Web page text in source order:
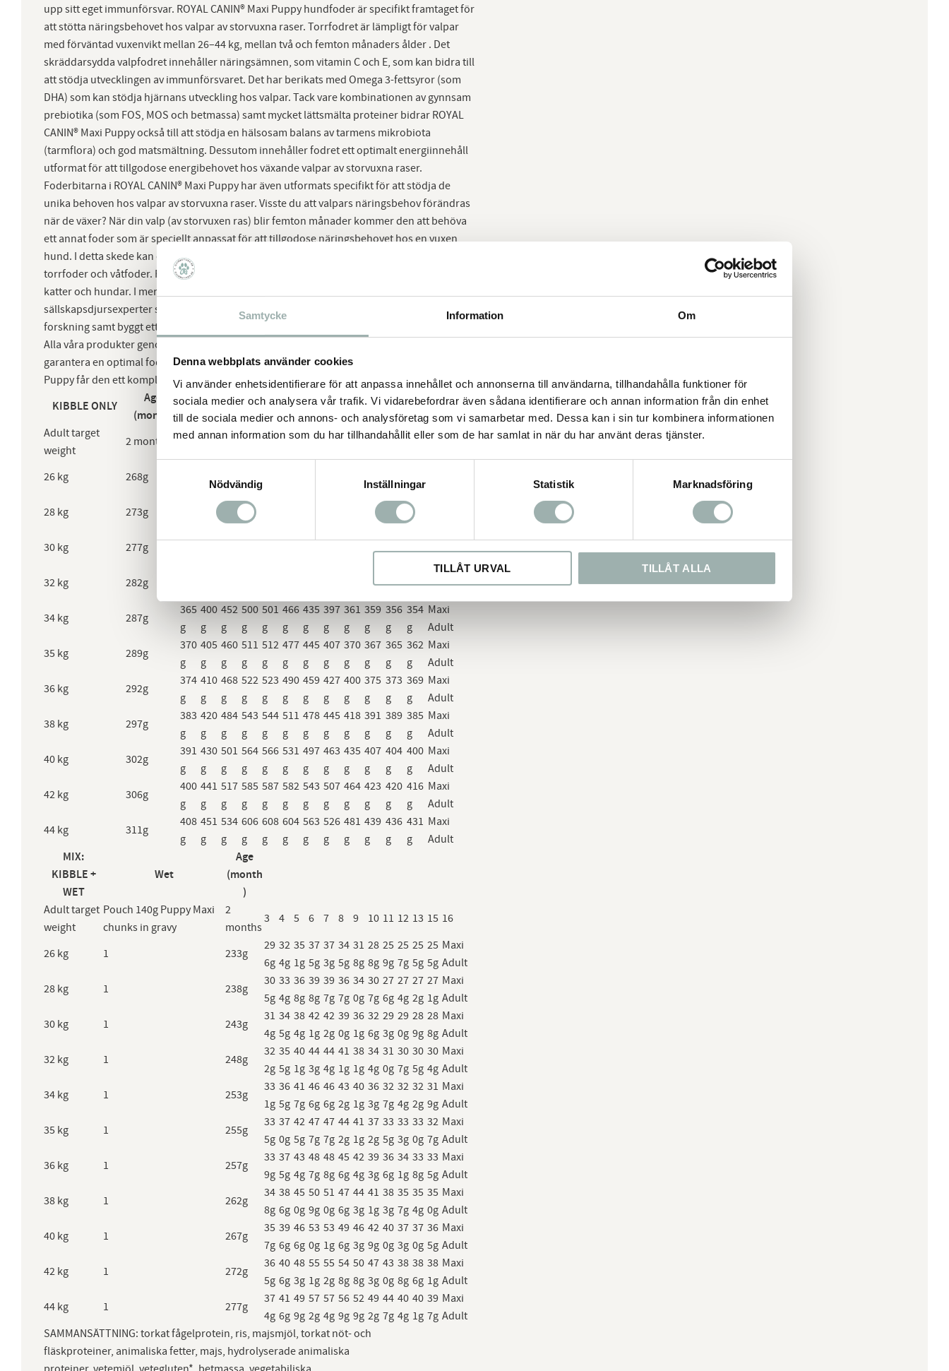
Samtycke Information Om
Denna webbplats använder cookies
Vi använder enhetsidentifierare för att anpassa innehållet och annonserna till användarna, tillhandahålla funktioner för
sociala medier och analysera vår trafik. Vi vidarebefordrar även sådana identifierare och annan information från din enhet
till de sociala medier och annons- och analysföretag som vi samarbetar med. Dessa kan i sin tur kombinera informationen
med annan information som du har tillhandahållit eller som de har samlat in när du har använt deras tjänster.
Nödvändig
Inställningar Statistik Marknadsföring
TILLÅT URVAL TILLÅT ALLA
upp sitt eget immunförsvar. ROYAL CANIN® Maxi Puppy hundfoder är specifikt framtaget för
att stötta näringsbehovet hos valpar av storvuxna raser. Torrfodret är lämpligt för valpar
med förväntad vuxenvikt mellan 26–44 kg, mellan två och femton månaders ålder . Det
skräddarsydda valpfodret innehåller näringsämnen, som vitamin C och E, som kan bidra till
att stödja utvecklingen av immunförsvaret. Det har berikats med Omega 3-fettsyror (som
DHA) som kan stödja hjärnans utveckling hos valpar. Tack vare kombinationen av gynnsam
prebiotika (som FOS, MOS och betmassa) samt mycket lättsmälta proteiner bidrar ROYAL
CANIN® Maxi Puppy också till att stödja en hälsosam balans av tarmens mikrobiota
(tarmflora) och god matsmältning. Dessutom innehåller fodret ett optimalt energiinnehåll
utformat för att tillgodose energibehovet hos växande valpar av storvuxna raser.
Foderbitarna i ROYAL CANIN® Maxi Puppy har även utformats specifikt för att stödja de
unika behoven hos valpar av storvuxna raser. Visste du att valpars näringsbehov förändras
när de växer? När din valp (av storvuxen ras) blir femton månader kommer den att behöva
ett annat foder som är speciellt anpassat för att tillgodose näringsbehovet hos en vuxen
hund. I detta skede kan du övergå till ROYAL CANIN® Maxi Adult som finns både som
torrfoder och våtfoder. Royal Canins ambition är att göra världen till en bättre plats för
katter och hundar. I mer än 50 år har vi samarbetat med uppfödare, veterinärer och
sällskapsdjursexperter som delat med sig av sina specialistkunskaper och vetenskapliga
forskning samt byggt ett starkt engagemang för individualiserat och precist utformat foder.
Alla våra produkter genomgår omfattande kvalitetskontrollprocesser med syftet att
garantera en optimal foderkvalitet. När din valp av storvuxen ras äter ROYAL CANIN® Maxi
Puppy får den ett komplett och balanserat helfoder.
KIBBLE ONLY
Age
(month)
Adult target
weight
2 months 3 4 5 6 7 8 9 10 11 12 13 15 16
26 kg 268g
g
g
g
g
g
g
28 kg
273g
369 402
g
433
g
308 307
g
306
g
30 kg
277g
348 379 419 455 456 424 396 360 327 325 324
g
322
g
Maxi
Adult
32 kg
282g
Maxi
34 kg
287g
365
g
400
g
452
g
500
g
501
g
466
g
435
g
397
g
361
g
359
g
356
g
354
g
Maxi
Adult
35 kg
289g
370
g
405
g
460
g
511
g
512
g
477
g
445
g
407
g
370
g
367
g
365
g
362
g
Maxi
Adult
36 kg
292g
374
g
410
g
468
g
522
g
523
g
490
g
459
g
427
g
400
g
375
g
373
g
369
g
Maxi
Adult
38 kg
297g
383
g
420
g
484
g
543
g
544
g
511
g
478
g
445
g
418
g
391
g
389
g
385
g
Maxi
Adult
40 kg
302g
391
g
430
g
501
g
564
g
566
g
531
g
497
g
463
g
435
g
407
g
404
g
400
g
Maxi
Adult
42 kg
306g
400
g
441
g
517
g
585
g
587
g
582
g
543
g
507
g
464
g
423
g
420
g
416
g
Maxi
Adult
44 kg
311g
408
g
451
g
534
g
606
g
608
g
604
g
563
g
526
g
481
g
439
g
436
g
431
g
Maxi
Adult
MIX:
KIBBLE +
WET
Wet
Age
(month
)
Adult target
weight
Pouch 140g Puppy Maxi
chunks in gravy
2
months
3 4 5 6 7 8 9 10 11 12 13 15 16
26 kg 1 233g
29
6g
32
4g
35
1g
37
5g
37
3g
34
5g
31
8g
28
8g
25
9g
25
7g
25
5g
25
5g
Maxi
Adult
28 kg
1 238g
30
5g
33
4g
36
8g
39
8g
39
7g
36
7g
34
0g
30
7g
27
6g
27
4g
27
2g
27
1g
Maxi
Adult
30 kg
1 243g
31
4g
34
5g
38
4g
42
1g
42
2g
39
0g
36
1g
32
6g
29
3g
29
0g
28
9g
28
8g
Maxi
Adult
32 kg
1 248g
32
2g
35
5g
40
1g
44
3g
44
4g
41
1g
38
1g
34
4g
31
0g
30
7g
30
5g
30
4g
Maxi
Adult
34 kg
1 253g
33
1g
36
5g
41
7g
46
6g
46
6g
43
2g
40
1g
36
3g
32
7g
32
4g
32
2g
31
9g
Maxi
Adult
35 kg
1 255g
33
5g
37
0g
42
5g
47
7g
47
7g
44
2g
41
1g
37
2g
33
5g
33
3g
33
0g
32
7g
Maxi
Adult
36 kg
1 257g
33
9g
37
5g
43
4g
48
7g
48
8g
45
6g
42
4g
39
3g
36
6g
34
1g
33
8g
33
5g
Maxi
Adult
38 kg
1 262g
34
8g
38
6g
45
0g
50
9g
51
0g
47
6g
44
3g
41
1g
38
3g
35
7g
35
4g
35
0g
Maxi
Adult
40 kg
1 267g
35
7g
39
6g
46
6g
53
0g
53
1g
49
6g
46
3g
42
9g
40
0g
37
3g
37
0g
36
5g
Maxi
Adult
42 kg
1 272g
36
5g
40
6g
48
3g
55
1g
55
2g
54
8g
50
8g
47
3g
43
0g
38
8g
38
6g
38
1g
Maxi
Adult
44 kg
1 277g
37
4g
41
6g
49
9g
57
2g
57
4g
56
9g
52
9g
49
2g
44
7g
40
4g
40
1g
39
7g
Maxi
Adult
SAMMANSÄTTNING: torkat fågelprotein, ris, majsmjöl, torkat nöt- och
fläskproteiner, animaliska fetter, majs, hydrolyserade animaliska